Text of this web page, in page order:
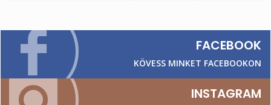
FACEBOOK
KÖVESS MINKET FACEBOOKON
INSTAGRAM